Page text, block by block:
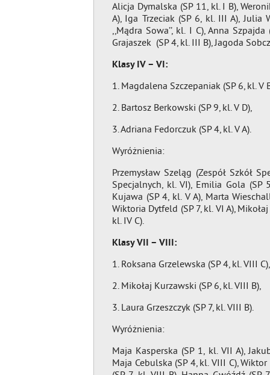
Alicja Dymalska (SP 11, kl. I B),
A), Iga Trzeciak (SP 6, kl. III A), Julia
,,Mądra Sowa’’, kl. I C), Anna
Grajaszek (SP 4, kl. III B), Jagoda
Klasy IV – VI:
1. Magdalena Szczepaniak (SP 6, kl. V
2. Bartosz Berkowski (SP 9, kl. V D),
3. Adriana Fedorczuk (SP 4, kl. V A).
Wyróżnienia:
Przemysław Szeląg (Zespół Szkół
Specjalnych, kl. VI), Emilia Gola (SP
Kujawa (SP 4, kl. V A), Marta
Wiktoria Dytfeld (SP 7, kl. VI A),
kl. IV C).
Klasy VII – VIII:
1. Roksana Grzelewska (SP 4, kl. VIII C),
2. Mikołaj Kurzawski (SP 6, kl. VIII B),
3. Laura Grzeszczyk (SP 7, kl. VIII B).
Wyróżnienia:
Maja Kasperska (SP 1, kl. VII A),
Maja Cebulska (SP 4, kl. VIII C),